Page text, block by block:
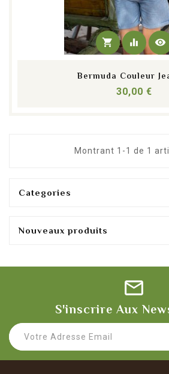
shopping_cart equalizer visibility
Bermuda Couleur
30,00 €
Montrant 1-1 de 1
Categories
Nouveaux produits
S'inscrire Aux